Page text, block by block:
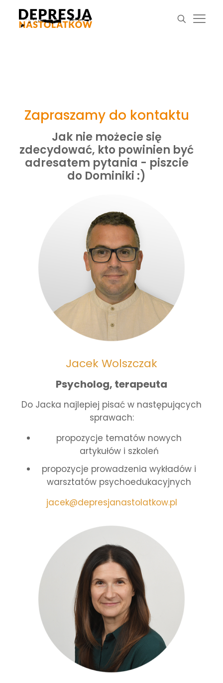
Zapraszamy do kontaktu
Jak nie możecie się
zdecydować, kto powinien być
adresatem pytania - piszcie
do Dominiki :)
Jacek Wolszczak
Psycholog, terapeuta
Do Jacka najlepiej pisać w następujących
sprawach:
propozycje tematów nowych
artykułów i szkoleń
propozycje prowadzenia wykładów i
warsztatów psychoedukacyjnych
jacek@depresjanastolatkow.pl